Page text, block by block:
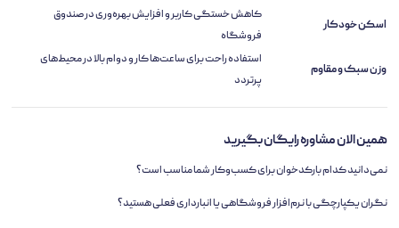
اسکن خودکار
کاهش خستگی کاربر و افزایش بهره‌وری در صندوق
فروشگاه
وزن سبک و مقاوم
استفاده راحت برای ساعت‌ها کار و دوام بالا در محیط‌های
پرتردد
همین الان مشاوره رایگان بگیرید
نمی‌دانید کدام بارکدخوان برای کسب‌وکار شما مناسب است؟
نگران یکپارچگی با نرم‌افزار فروشگاهی یا انبارداری فعلی هستید؟